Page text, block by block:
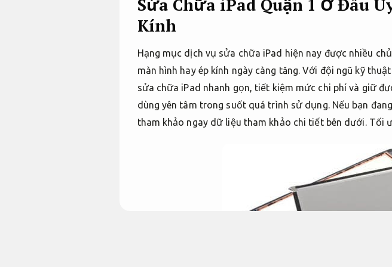
Sửa Chữa iPad Quận 1 Ở Đâu
Kính
Hạng mục dịch vụ sửa chữa iPad hiện nay được nhiều
màn hình hay ép kính ngày càng tăng. Với đội ngũ kỹ
sửa chữa iPad nhanh gọn, tiết kiệm mức chi phí và giữ
dùng yên tâm trong suốt quá trình sử dụng. Nếu bạn
tham khảo ngay dữ liệu tham khảo chi tiết bên dưới. Tối